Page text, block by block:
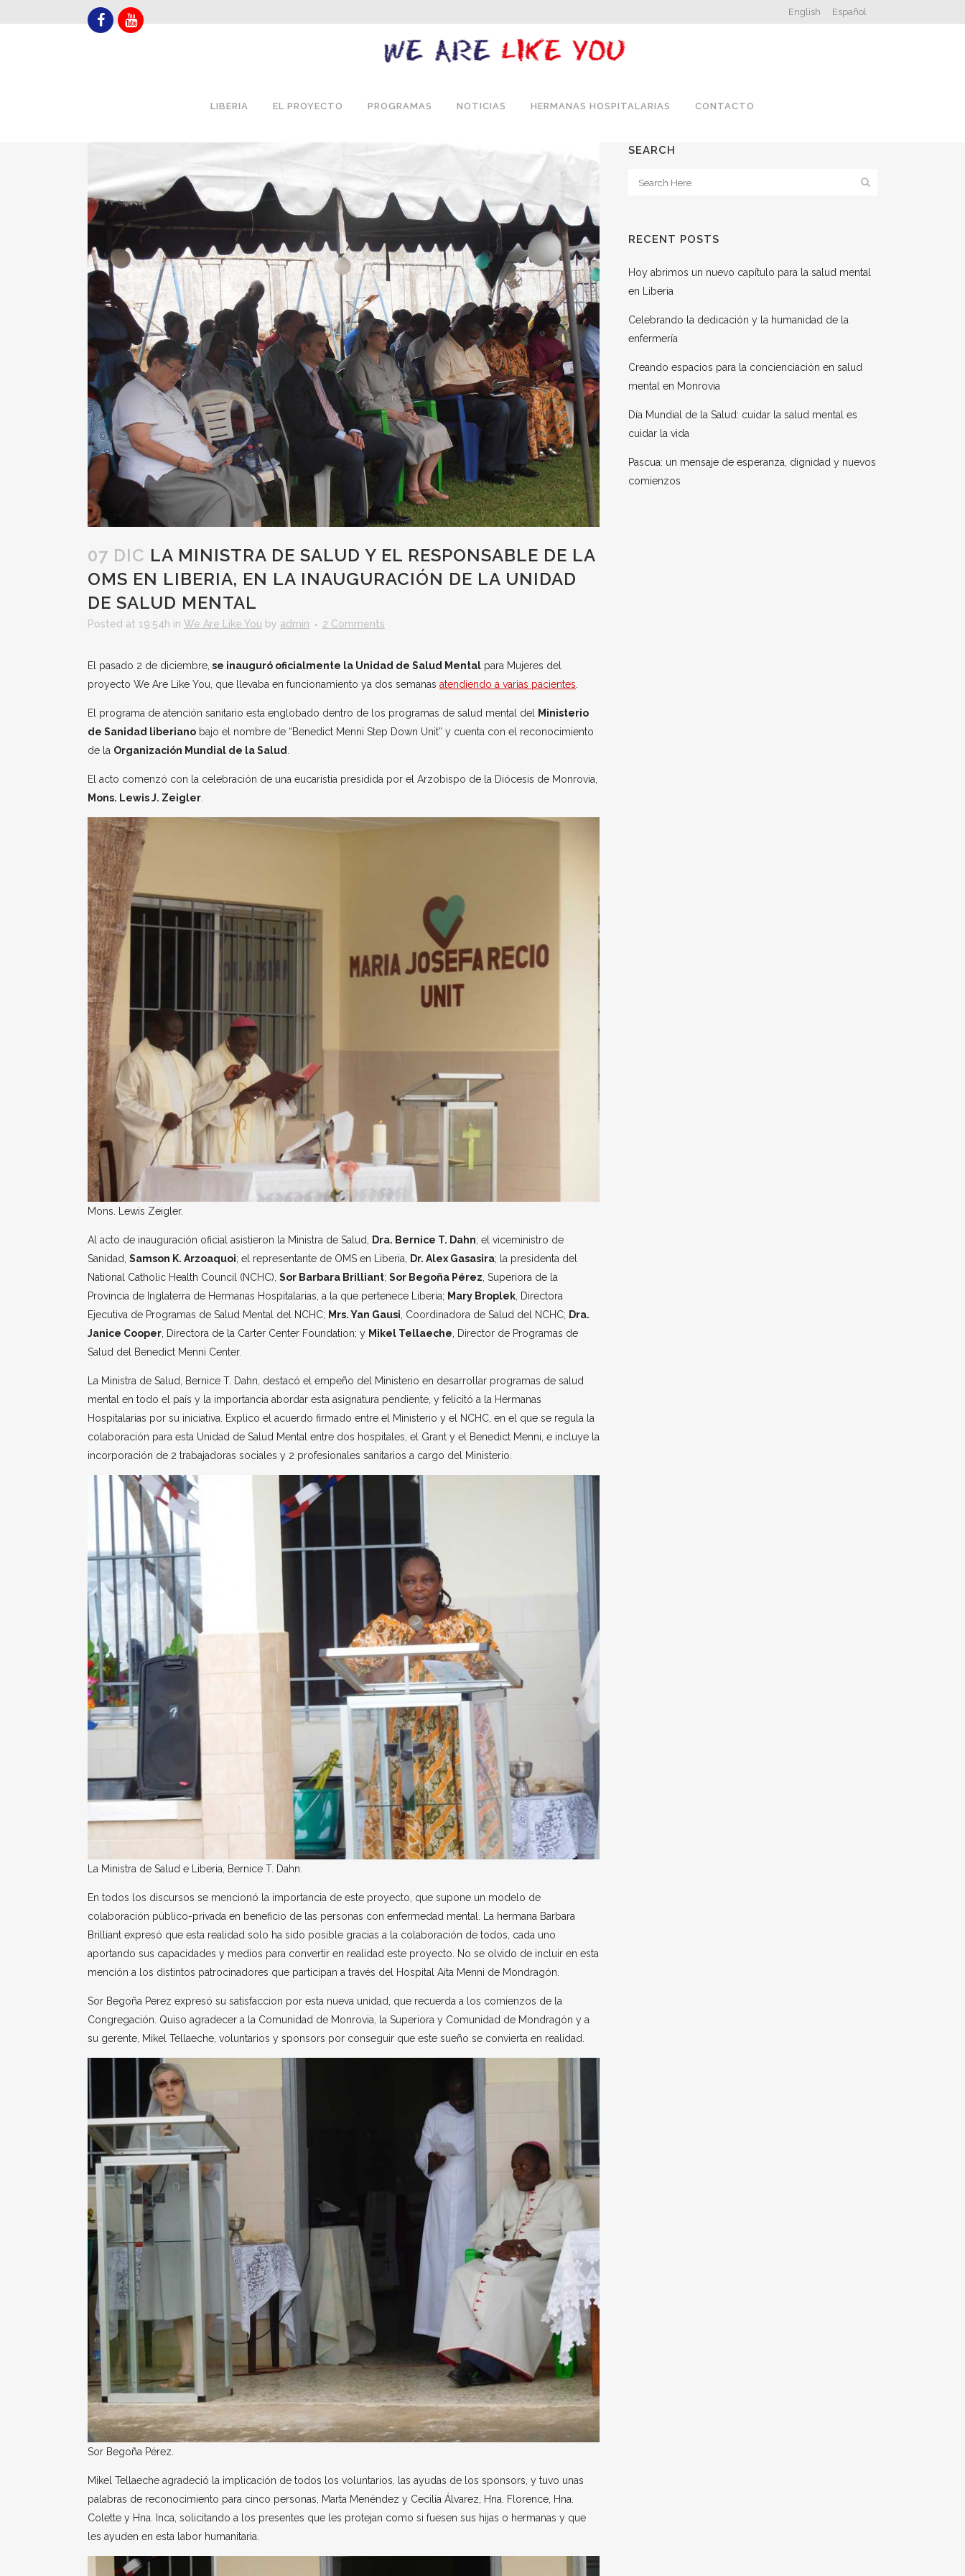
English Español
LIBERIA EL PROYECTO PROGRAMAS NOTICIAS HERMANAS HOSPITALARIAS CONTACTO
07 DIC LA MINISTRA DE SALUD Y EL RESPONSABLE DE LA
OMS EN LIBERIA, EN LA INAUGURACIÓN DE LA UNIDAD
DE SALUD MENTAL
Posted at 19:54h in We Are Like You by admin 2 Comments
El pasado 2 de diciembre, se inauguró oficialmente la Unidad de Salud Mental para Mujeres del
proyecto We Are Like You, que llevaba en funcionamiento ya dos semanas atendiendo a varias pacientes
El programa de atención sanitario esta englobado dentro de los programas de salud mental del
Ministerio
de Sanidad liberiano bajo el nombre de “Benedict Menni Step Down Unit” y cuenta con el reconocimiento
de la Organización Mundial de la Salud
El acto comenzó con la celebración de una eucaristía presidida por el Arzobispo de la Diócesis de Monrovia,
Mons. Lewis J. Zeigler
Mons. Lewis Zeigler.
Al acto de inauguración oficial asistieron la Ministra de Salud, Dra. Bernice T. Dahn; el viceministro de
Sanidad, Samson K. Arzoaquoi; el representante de OMS en Liberia, Dr. Alex Gasasira; la presidenta del
National Catholic Health Council (NCHC), Sor Barbara Brilliant; Sor Begoña Pérez , Superiora de la
Provincia de Inglaterra de Hermanas Hospitalarias, a la que pertenece Liberia; Mary Broplek , Directora
Ejecutiva de Programas de Salud Mental del NCHC; Mrs. Yan Gausi , Coordinadora de Salud del NCHC; Dra.
Janice Cooper , Directora de la Carter Center Foundation; y Mikel Tellaeche , Director de Programas de
Salud del Benedict Menni Center.
La Ministra de Salud, Bernice T. Dahn, destacó el empeño del Ministerio en desarrollar programas de salud
mental en todo el país y la importancia abordar esta asignatura pendiente, y felicitó a la Hermanas
Hospitalarias por su iniciativa. Explico el acuerdo firmado entre el Ministerio y el NCHC, en el que se regula la
colaboración para esta Unidad de Salud Mental entre dos hospitales, el Grant y el Benedict Menni, e incluye la
incorporación de 2 trabajadoras sociales y 2 profesionales sanitarios a cargo del Ministerio.
La Ministra de Salud e Liberia, Bernice T. Dahn.
En todos los discursos se mencionó la importancia de este proyecto, que supone un modelo de
colaboración público-privada en beneficio de las personas con enfermedad mental. La hermana Barbara
Brilliant expresó que esta realidad solo ha sido posible gracias a la colaboración de todos, cada uno
aportando sus capacidades y medios para convertir en realidad este proyecto. No se olvido de incluir en esta
mención a los distintos patrocinadores que participan a través del Hospital Aita Menni de Mondragón.
Sor Begoña Perez expresó su satisfaccion por esta nueva unidad, que recuerda a los comienzos de la
Congregación. Quiso agradecer a la Comunidad de Monrovia, la Superiora y Comunidad de Mondragón y a
su gerente, Mikel Tellaeche, voluntarios y sponsors por conseguir que este sueño se convierta en realidad.
Sor Begoña Pérez.
Mikel Tellaeche agradeció la implicación de todos los voluntarios, las ayudas de los sponsors, y tuvo unas
palabras de reconocimiento para cinco personas, Marta Menéndez y Cecilia Álvarez, Hna. Florence, Hna.
Colette y Hna. Inca, solicitando a los presentes que les protejan como si fuesen sus hijas o hermanas y que
les ayuden en esta labor humanitaria.
SEARCH
RECENT POSTS
Hoy abrimos un nuevo capítulo para la salud mental
en Liberia
Celebrando la dedicación y la humanidad de la
enfermería
Creando espacios para la concienciación en salud
mental en Monrovia
Día Mundial de la Salud: cuidar la salud mental es
cuidar la vida
Pascua: un mensaje de esperanza, dignidad y nuevos
comienzos